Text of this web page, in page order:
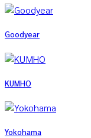
Goodyear
KUMHO
Yokohama